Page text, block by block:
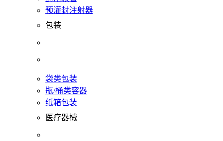
预灌封注射器
包装
袋类包装
瓶/桶类容器
纸箱包装
医疗器械